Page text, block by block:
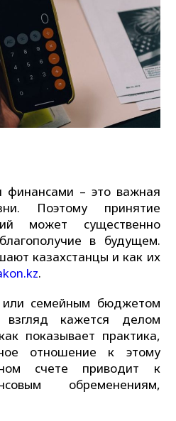
финансами – это важная
Поэтому принятие
может существенно
в будущем.
казахстанцы и как их
.
семейным бюджетом
кажется делом
показывает практика,
отношение к этому
счете приводит к
обременениям,